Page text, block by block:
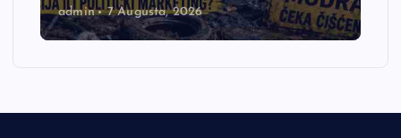
admin 7 Augusta, 2026